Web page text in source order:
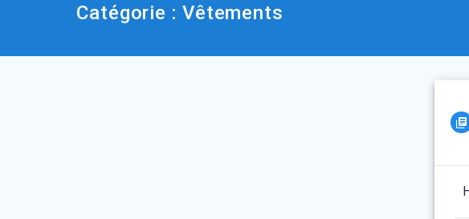
Catégorie : Vêtements